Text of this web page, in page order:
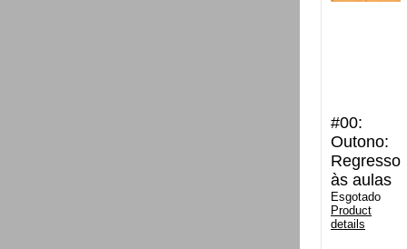
#00:
Outono:
Regresso
às aulas
Esgotado
Product
details